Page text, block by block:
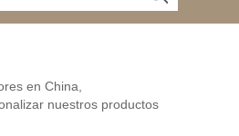
en China,
nuestros productos